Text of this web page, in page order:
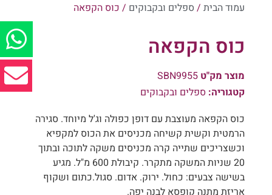
עמוד הבית/ ספלים ובקבוקים / כוס הקפאה
כוס הקפאה
מוצר מק"ט SBN9955
קטגוריה: ספלים ובקבוקים
כוס הקפאה מעוצבת עם דופן כפולה וג'ל מיוחד. סגירה
הרמטית וקשית קשיחה מכניסים את הכוס למקפיא
וכשצריכים שתייה קרה מכניסים משקה לתוכה ובתוך
20 שניות המשקה מתקרר. קיבולת 600 מ"ל. מגיע
בשישה צבעים: כחול. ירוק. אדום. סגול.כתום ושקוף